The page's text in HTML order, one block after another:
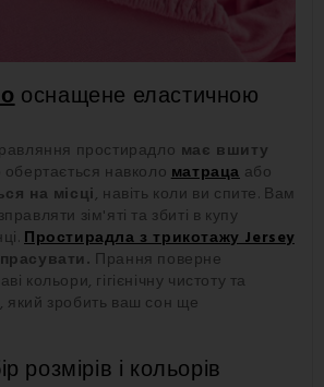
оснащене еластичною
простирадло має вшиту
обертається навколо матраца або
на місці, навіть коли ви спите. Вам
зім'яті та збиті в купу
Простирадла з трикотажу Jersey
Прання поверне
кольори, гігієнічну чистоту та
зробить ваш сон ще
розмірів і кольорів